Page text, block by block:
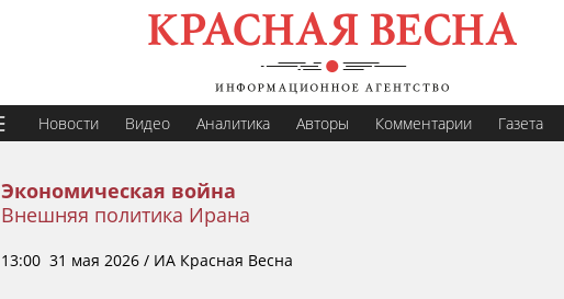
Новости Видео Аналитика Авторы Комментарии Газета
Экономическая война
Внешняя политика Ирана
13:00 31 мая 2026 / ИА Красная Весна